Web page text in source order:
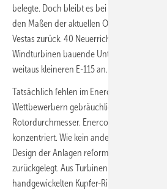
belegte. Doch bleibt es bei Nennleistung
den Maßen der aktuellen Onshore-
Vestas zurück. 40 Neuerrichtungen häufte
Windturbinen bauende Unternehmen aus
weitaus kleineren E-115 an.
Tatsächlich fehlen im Enercon-
Wettbewerbern gebräuchlichen 150 Meter
Rotordurchmesser. Enercon hatte sich
konzentriert. Wie kein anderes
Design der Anlagen reformiert und dabei
zurückgelegt. Aus Turbinen mit sehr großen
handgewickelten Kupfer-Ringgeneratoren